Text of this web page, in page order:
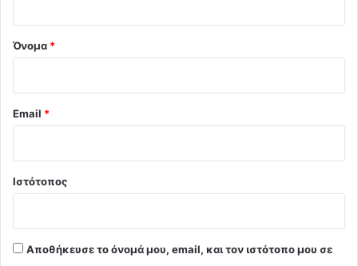
Όνομα *
Email *
Ιστότοπος
Αποθήκευσε το όνομά μου, email, και τον ιστότοπο μου σε